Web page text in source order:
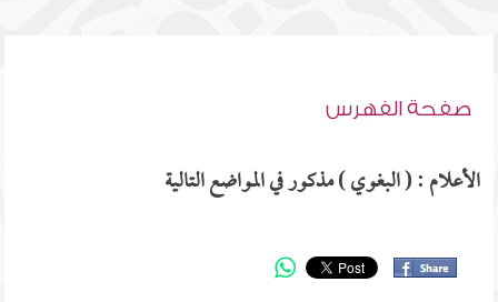
صفحة الفهرس
الأعلام : ( البغوي ) مذكور في المواضع التالية